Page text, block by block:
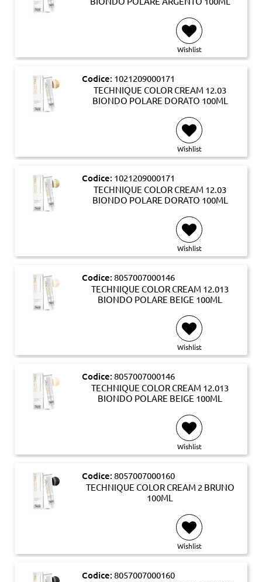
Wishlist
Codice: 1021209000171
TECHNIQUE COLOR CREAM 12.03
BIONDO POLARE DORATO 100ML
Wishlist
Codice: 1021209000171
TECHNIQUE COLOR CREAM 12.03
BIONDO POLARE DORATO 100ML
Wishlist
Codice: 8057007000146
TECHNIQUE COLOR CREAM 12.013
BIONDO POLARE BEIGE 100ML
Wishlist
Codice: 8057007000146
TECHNIQUE COLOR CREAM 12.013
BIONDO POLARE BEIGE 100ML
Wishlist
Codice: 8057007000160
TECHNIQUE COLOR CREAM 2 BRUNO
100ML
Wishlist
Codice: 8057007000160